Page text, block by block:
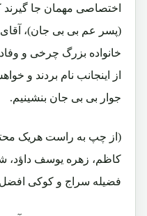
اختصاصی مهمان جا گیرند
(پسر عم بی بی جان)،
خانواده بزرگ چرخی و
از اینجانب نام بردند و
جوار بی بی جان بنشینیم.
(از چپ به راست هریک
کاظم، زهره یوسف داؤد،
فضیله سراج و کوکی افضل